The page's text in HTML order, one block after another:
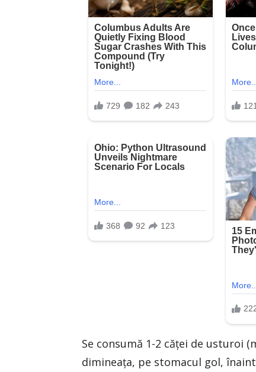
Se consumă 1-2 căţei de usturoi
dimineaţa, pe stomacul gol,